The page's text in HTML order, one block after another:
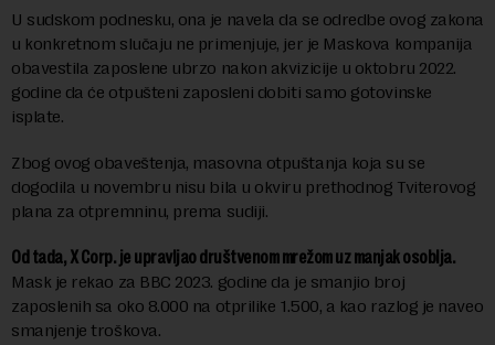
U sudskom podnesku, ona je navela da se odredbe ovog zakona
u konkretnom slučaju ne primenjuje, jer je Maskova kompanija
obavestila zaposlene ubrzo nakon akvizicije u oktobru 2022.
godine da će otpušteni zaposleni dobiti samo gotovinske
isplate.
Zbog ovog obaveštenja, masovna otpuštanja koja su se
dogodila u novembru nisu bila u okviru prethodnog Tviterovog
plana za otpremninu, prema sudiji.
Od tada, X Corp. je upravljao društvenom mrežom uz manjak osoblja.
Mask je rekao za BBC 2023. godine da je smanjio broj
zaposlenih sa oko 8.000 na otprilike 1.500, a kao razlog je naveo
smanjenje troškova.